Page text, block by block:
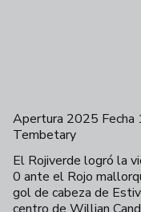
Apertura 2025 Fecha
Tembetary
El Rojiverde logró la
0 ante el Rojo
gol de cabeza de